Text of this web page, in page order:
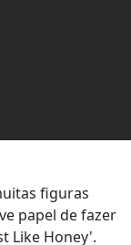
figuras
papel de fazer
Like Honey'.